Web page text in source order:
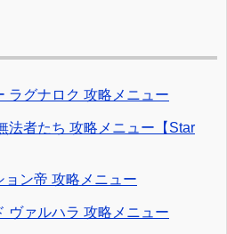
ラグナロク 攻略メニュー
法者たち 攻略メニュー【Star
ョン帝 攻略メニュー
ヴァルハラ 攻略メニュー